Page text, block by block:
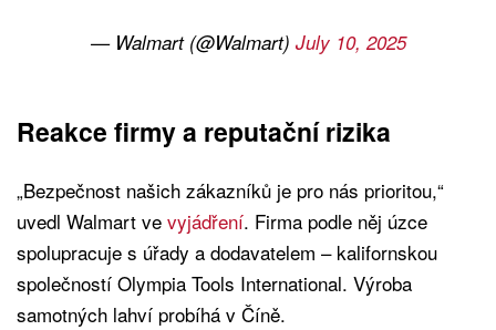
— Walmart (@Walmart) July 10, 2025
Reakce firmy a reputační rizika
„Bezpečnost našich zákazníků je pro nás prioritou,“
uvedl Walmart ve vyjádření. Firma podle něj úzce
spolupracuje s úřady a dodavatelem – kalifornskou
společností Olympia Tools International. Výroba
samotných lahví probíhá v Číně.